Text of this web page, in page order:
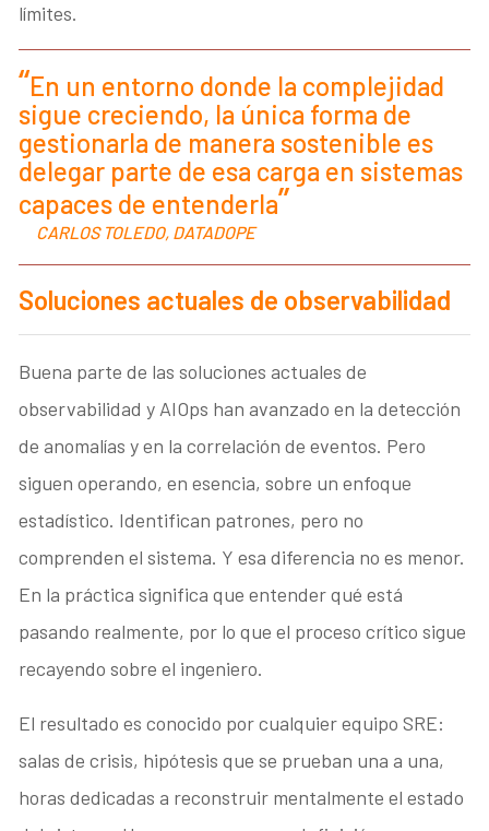
límites.
En un entorno donde la complejidad
sigue creciendo, la única forma de
gestionarla de manera sostenible es
delegar parte de esa carga en sistemas
capaces de entenderla
CARLOS TOLEDO, DATADOPE
Soluciones actuales de observabilidad
Buena parte de las soluciones actuales de
observabilidad y AIOps han avanzado en la detección
de anomalías y en la correlación de eventos. Pero
siguen operando, en esencia, sobre un enfoque
estadístico. Identifican patrones, pero no
comprenden el sistema. Y esa diferencia no es menor.
En la práctica significa que entender qué está
pasando realmente, por lo que el proceso crítico sigue
recayendo sobre el ingeniero.
El resultado es conocido por cualquier equipo SRE:
salas de crisis, hipótesis que se prueban una a una,
horas dedicadas a reconstruir mentalmente el estado